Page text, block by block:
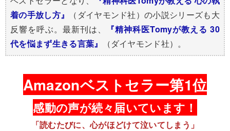
着の手放し方』
（ダイヤモンド社）の小説シリーズも大
反響を呼ぶ。最新刊は、
『精神科医Tomyが教える 30
代を悩まず生きる言葉』
（ダイヤモンド社）。
Amazonベストセラー第1位
感動の声が続々届いています！
「読むたびに、心がほどけて泣いてしまう」